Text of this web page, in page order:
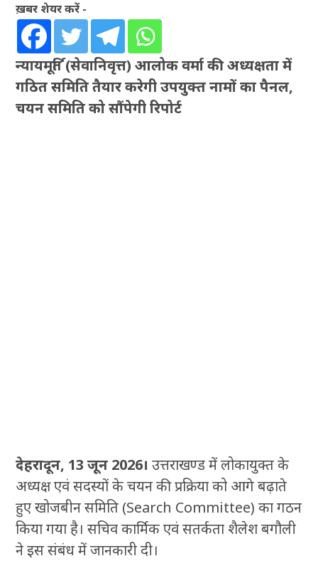
ख़बर शेयर करें -
न्यायमूर्ति (सेवानिवृत्त) आलोक वर्मा की अध्यक्षता में
गठित समिति तैयार करेगी उपयुक्त नामों का पैनल,
चयन समिति को सौंपेगी रिपोर्ट
देहरादून, 13 जून 2026। उत्तराखण्ड में लोकायुक्त के
अध्यक्ष एवं सदस्यों के चयन की प्रक्रिया को आगे बढ़ाते
हुए खोजबीन समिति (Search Committee) का गठन
किया गया है। सचिव कार्मिक एवं सतर्कता शैलेश बगौली
ने इस संबंध में जानकारी दी।